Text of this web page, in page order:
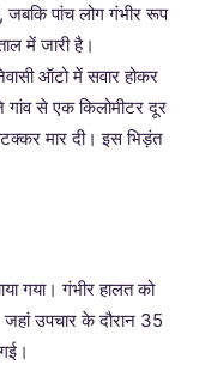
जबकि पांच लोग गंभीर रूप
में जारी है।
ऑटो में सवार होकर
से एक किलोमीटर दूर
मार दी। इस भिड़ंत
गया। गंभीर हालत को
उपचार के दौरान 35